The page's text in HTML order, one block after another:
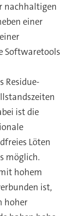
nachhaltigen
einer
Softwaretools
Residue-
ist die
Löten
möglich.
hohem
ist,
hoher